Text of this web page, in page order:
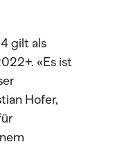
gilt als
«Es ist
Hofer,